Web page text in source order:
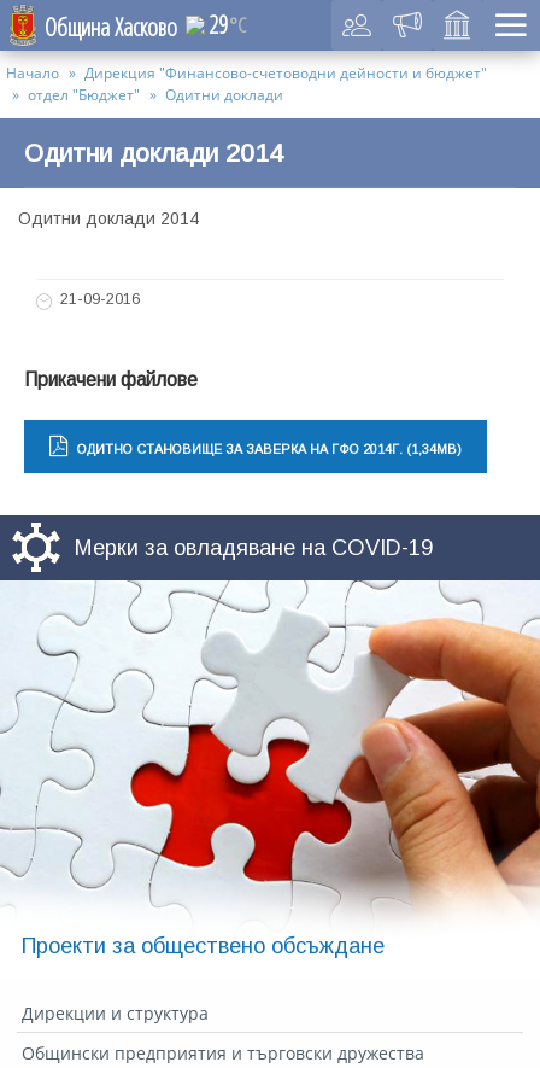
Община Хасково 29°C
Начало
Дирекция "Финансово-счетоводни дейности и бюджет"
отдел "Бюджет"
Одитни доклади
Одитни доклади 2014
Одитни доклади 2014
21-09-2016
Прикачени файлове
ОДИТНО СТАНОВИЩЕ ЗА ЗАВЕРКА НА ГФО 2014Г. (1,34MB)
Мерки за овладяване на COVID-19
Проекти за обществено обсъждане
Дирекции и структура
Общински предприятия и търговски дружества